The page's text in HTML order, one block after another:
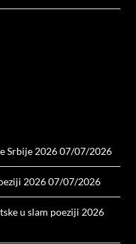
Srbije 2026 07/07/2026
2026 07/07/2026
u slam poeziji 2026